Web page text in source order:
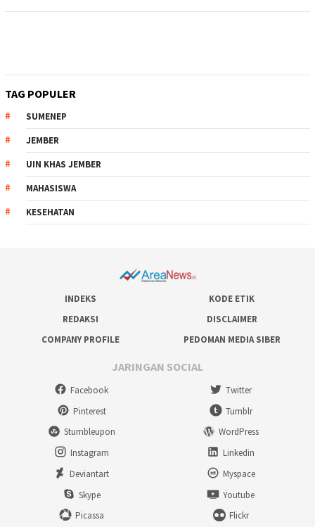
TAG POPULER
SUMENEP
JEMBER
UIN KHAS JEMBER
MAHASISWA
KESEHATAN
INDEKS
KODE ETIK
REDAKSI
DISCLAIMER
COMPANY PROFILE
PEDOMAN MEDIA SIBER
JARINGAN SOCIAL
Facebook
Twitter
Pinterest
Tumblr
Stumbleupon
WordPress
Instagram
Linkedin
Deviantart
Myspace
Skype
Youtube
Picassa
Flickr